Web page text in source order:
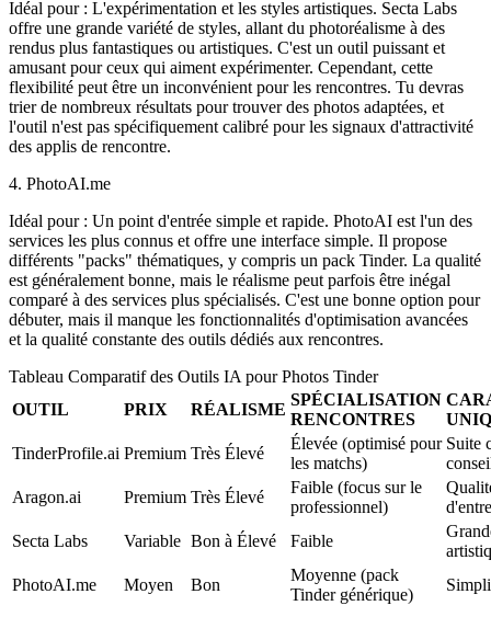
Idéal pour : L'expérimentation et les styles artistiques. Secta Labs
offre une grande variété de styles, allant du photoréalisme à des
rendus plus fantastiques ou artistiques. C'est un outil puissant et
amusant pour ceux qui aiment expérimenter. Cependant, cette
flexibilité peut être un inconvénient pour les rencontres. Tu devras
trier de nombreux résultats pour trouver des photos adaptées, et
l'outil n'est pas spécifiquement calibré pour les signaux d'attractivité
des applis de rencontre.
4. PhotoAI.me
Idéal pour : Un point d'entrée simple et rapide. PhotoAI est l'un des
services les plus connus et offre une interface simple. Il propose
différents "packs" thématiques, y compris un pack Tinder. La qualité
est généralement bonne, mais le réalisme peut parfois être inégal
comparé à des services plus spécialisés. C'est une bonne option pour
débuter, mais il manque les fonctionnalités d'optimisation avancées
et la qualité constante des outils dédiés aux rencontres.
Tableau Comparatif des Outils IA pour Photos Tinder
OUTIL
PRIX RÉALISME
SPÉCIALISATION
RENCONTRES
TinderProfile.ai Premium Très Élevé
Élevée (optimisé pour
les matchs)
Suite
Aragon.ai
Premium Très Élevé
Faible (focus sur le
professionnel)
Secta Labs
Variable Bon à Élevé Faible
PhotoAI.me
Moyen Bon
Moyenne (pack
Tinder générique)